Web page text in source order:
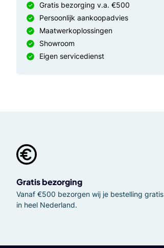
Gratis bezorging v.a. €500
Persoonlijk aankoopadvies
Maatwerkoplossingen
Showroom
Eigen servicedienst
Gratis bezorging
Vanaf €500 bezorgen wij je bestelling gratis
in heel Nederland.